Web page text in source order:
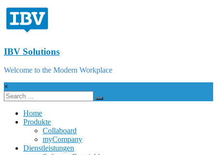
IBV Solutions
Welcome to the Modern Workplace
×
Home
Produkte
Collaboard
myCompany
Dienstleistungen